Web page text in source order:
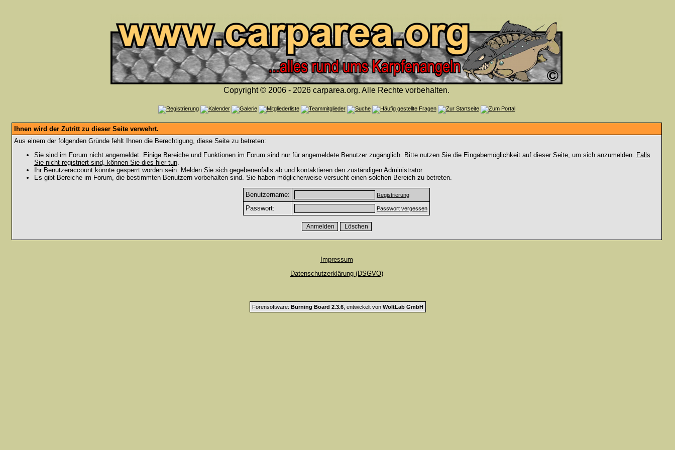
Copyright © 2006 - 2026 carparea.org. Alle Rechte vorbehalten.
Ihnen wird der Zutritt zu dieser Seite verwehrt.
Aus einem der folgenden Gründe fehlt Ihnen die Berechtigung, diese Seite zu betreten:
Sie sind im Forum nicht angemeldet. Einige Bereiche und Funktionen im Forum sind nur für angemeldete Benutzer zugänglich. Bitte nutzen Sie die Eingabemöglichkeit auf dieser Seite, um sich anzumelden. Falls
Sie nicht registriert sind, können Sie dies hier tun.
Ihr Benutzeraccount könnte gesperrt worden sein. Melden Sie sich gegebenenfalls ab und kontaktieren den zuständigen Administrator.
Es gibt Bereiche im Forum, die bestimmten Benutzern vorbehalten sind. Sie haben möglicherweise versucht einen solchen Bereich zu betreten.
Benutzername: Registrierung
Passwort: Passwort vergessen
Impressum
Datenschutzerklärung (DSGVO)
Forensoftware: Burning Board 2.3.6, entwickelt von WoltLab GmbH